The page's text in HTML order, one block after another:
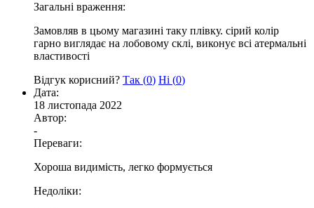
Загальні враження:
Замовляв в цьому магазині таку плівку. сірий колір
гарно виглядає на лобовому склі, виконує всі атермальні
властивості
Відгук корисний? Так (0) Ні (0)
Дата:
18 листопада 2022
Автор:
-
Переваги:
Хороша видимість, легко формується
Недоліки: